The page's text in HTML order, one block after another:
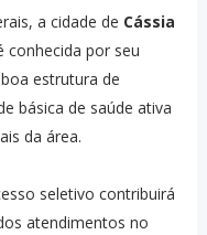
a cidade de Cássia
conhecida por seu
estrutura de
básica de saúde ativa
da área.
seletivo contribuirá
atendimentos no